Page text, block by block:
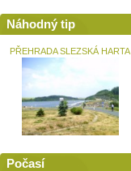
Náhodný tip
PŘEHRADA SLEZSKÁ HARTA
Počasí